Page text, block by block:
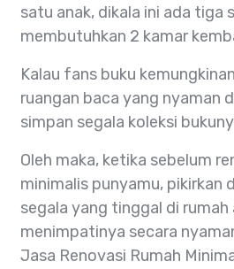
satu anak, dikala ini ada tiga
membutuhkan 2 kamar
Kalau fans buku
ruangan baca yang nyaman
simpan segala koleksi
Oleh maka, ketika sebelum
minimalis punyamu, pikirkan
segala yang tinggal di rumah
menimpatinya secara
Jasa Renovasi Rumah